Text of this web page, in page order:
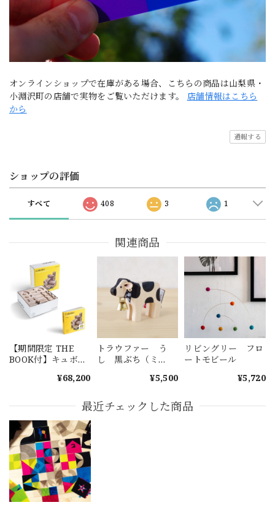
オンラインショップで在庫がある場合、こちらの商品は山梨県・
小淵沢町の店舗で実物をご覧いただけます。 店舗情報はこちら
から
通報する
ショップの評価
すべて 408 3 1
関連商品
【期間限定 THE
BOOK付】キュボ
¥68,200
トラウファー う
し 黒ぶち（ミ
¥5,500
リビングリー フロ
ートモビール
¥5,720
最近チェックした商品